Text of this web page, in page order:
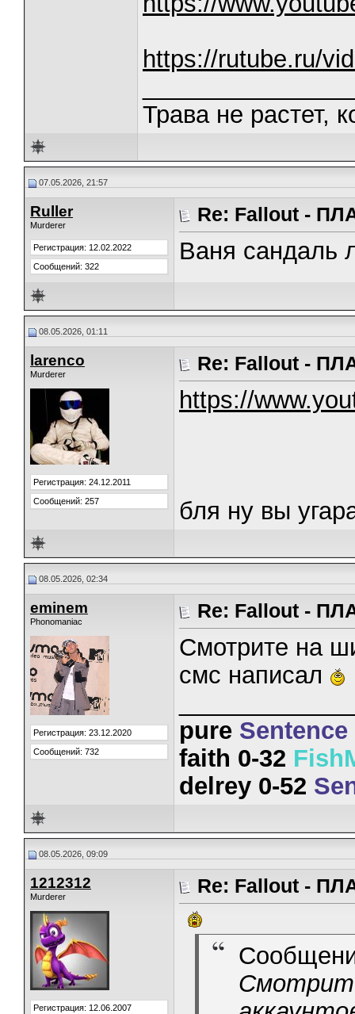
https://rutube.ru/
Трава не растет,
07.05.2026, 21:57
Ruller
Murderer
Регистрация: 12.02.2022
Сообщений: 322
Re: Fallout -
Ваня сандаль
08.05.2026, 01:11
larenco
Murderer
Регистрация: 24.12.2011
Сообщений: 257
Re: Fallout -
https://
бля ну вы
08.05.2026, 02:34
eminem
Phonomaniac
Регистрация: 23.12.2020
Сообщений: 732
Re: Fallout -
Смотрите на
смс написал
pure Sentence
faith 0-32
delrey 0-52
08.05.2026, 09:09
1212312
Murderer
Регистрация: 12.06.2007
Re: Fallout -